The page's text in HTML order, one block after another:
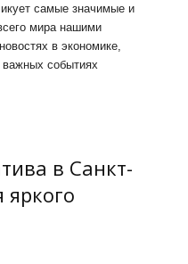
самые значимые и
мира нашими
в экономике,
важных событиях
в Санкт-
яркого